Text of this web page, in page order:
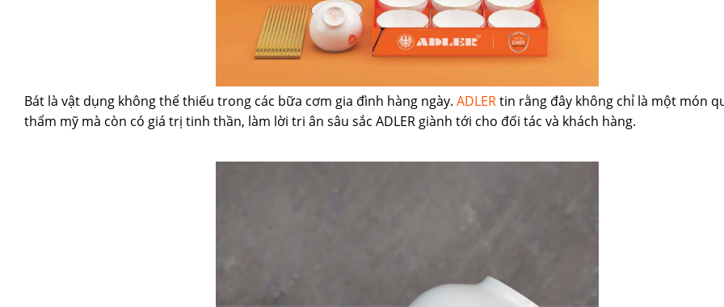
Bát là vật dụng không thể thiếu trong các bữa cơm gia đình hàng ngày. ADLERtin rằng đây không chỉ là một món
thẩm mỹ mà còn có giá trị tinh thần, làm lời tri ân sâu sắc ADLER giành tới cho đối tác và khách hàng.